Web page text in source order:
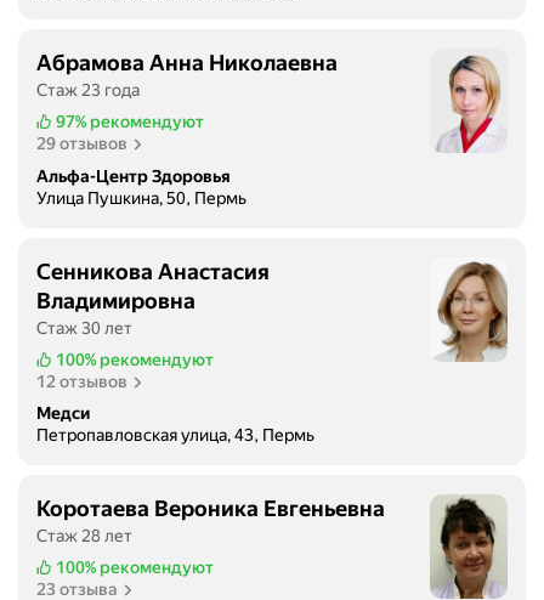
Абрамова Анна Николаевна
Стаж 23 года
97% рекомендуют
29 отзывов
Альфа-Центр Здоровья
Улица Пушкина, 50, Пермь
Сенникова Анастасия
Владимировна
Стаж 30 лет
100% рекомендуют
12 отзывов
Медси
Петропавловская улица, 43, Пермь
Коротаева Вероника Евгеньевна
Стаж 28 лет
100% рекомендуют
23 отзыва